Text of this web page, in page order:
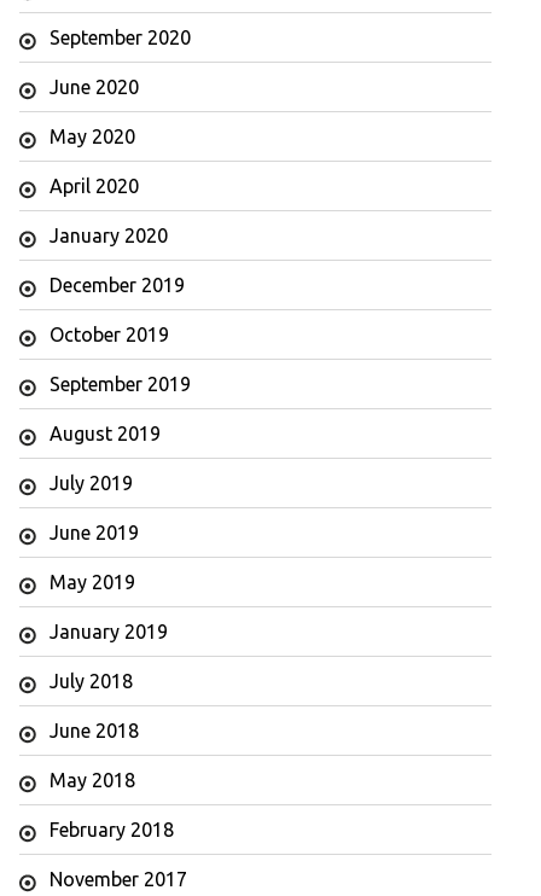
September 2020
June 2020
May 2020
April 2020
January 2020
December 2019
October 2019
September 2019
August 2019
July 2019
June 2019
May 2019
January 2019
July 2018
June 2018
May 2018
February 2018
November 2017